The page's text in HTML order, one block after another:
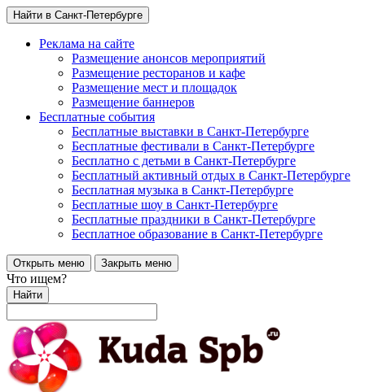
Найти в Санкт-Петербурге
Реклама на сайте
Размещение анонсов мероприятий
Размещение ресторанов и кафе
Размещение мест и площадок
Размещение баннеров
Бесплатные события
Бесплатные выставки в Санкт-Петербурге
Бесплатные фестивали в Санкт-Петербурге
Бесплатно с детьми в Санкт-Петербурге
Бесплатный активный отдых в Санкт-Петербурге
Бесплатная музыка в Санкт-Петербурге
Бесплатные шоу в Санкт-Петербурге
Бесплатные праздники в Санкт-Петербурге
Бесплатное образование в Санкт-Петербурге
Открыть меню Закрыть меню
Что ищем?
Найти